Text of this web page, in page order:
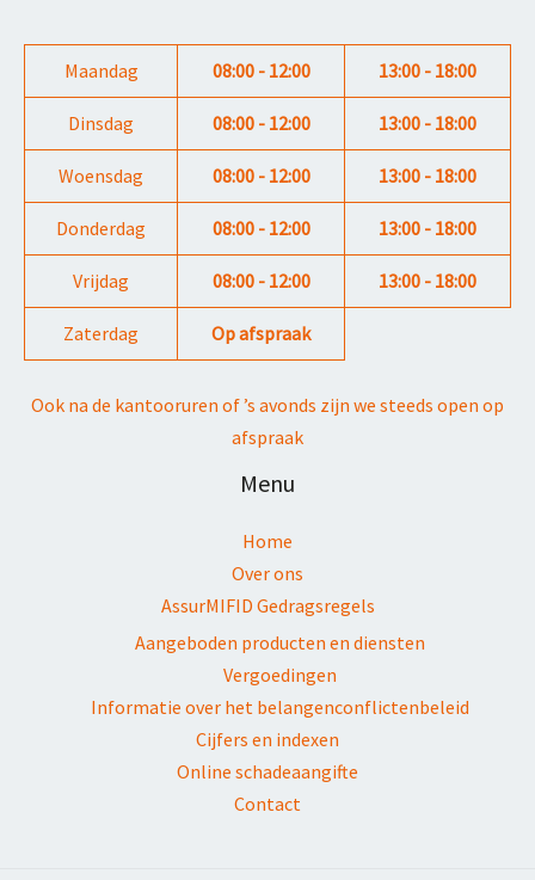
Maandag 08:00 - 12:00 13:00 - 18:00
Dinsdag 08:00 - 12:00 13:00 - 18:00
Woensdag 08:00 - 12:00 13:00 - 18:00
Donderdag 08:00 - 12:00 13:00 - 18:00
Vrijdag 08:00 - 12:00 13:00 - 18:00
Zaterdag Op afspraak
Ook na de kantooruren of ’s avonds zijn we steeds open op
afspraak
Menu
Home
Over ons
AssurMIFID Gedragsregels
Aangeboden producten en diensten
Vergoedingen
Informatie over het belangenconflictenbeleid
Cijfers en indexen
Online schadeaangifte
Contact